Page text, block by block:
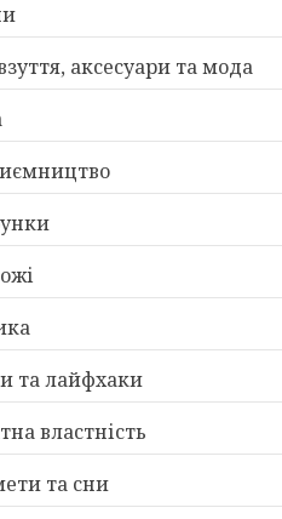
аксесуари та мода
та лайфхаки
властність
та сни